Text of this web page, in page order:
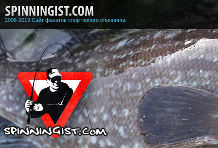
2008-2019 Сайт фанатов спортивного спиннинга